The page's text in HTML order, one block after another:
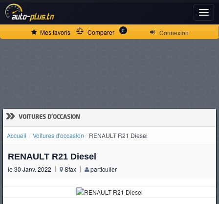
Connexion
Mes favoris Comparer 0
» VOITURES D'OCCASION
Accueil Voitures d'occasion RENAULT R21 Diesel
RENAULT R21 Diesel
le 30 Janv. 2022 Sfax particulier
ACCUEIL
D'OCCASION